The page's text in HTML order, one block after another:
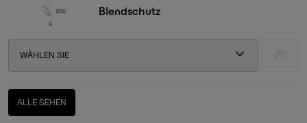
Blendschutz
WÄHLEN SIE
ALLE SEHEN